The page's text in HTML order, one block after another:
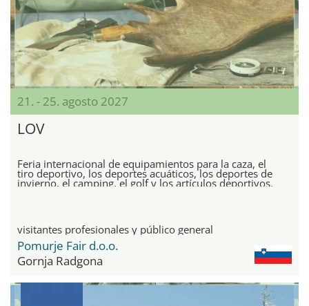
21. - 25. agosto 2027
LOV
Feria internacional de equipamientos para la caza, el
tiro deportivo, los deportes acuáticos, los deportes de
invierno, el camping, el golf y los artículos deportivos.
visitantes profesionales y público general
Pomurje Fair d.o.o.
Gornja Radgona